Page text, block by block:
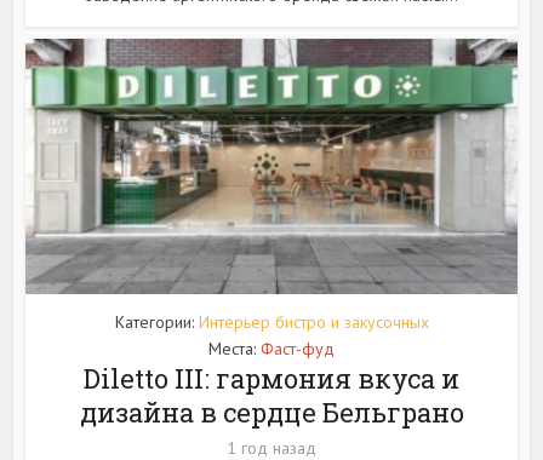
Категории: Интерьер бистро и закусочных
Места: Фаст-фуд
Diletto III: гармония вкуса и
дизайна в сердце Бельграно
1 год назад